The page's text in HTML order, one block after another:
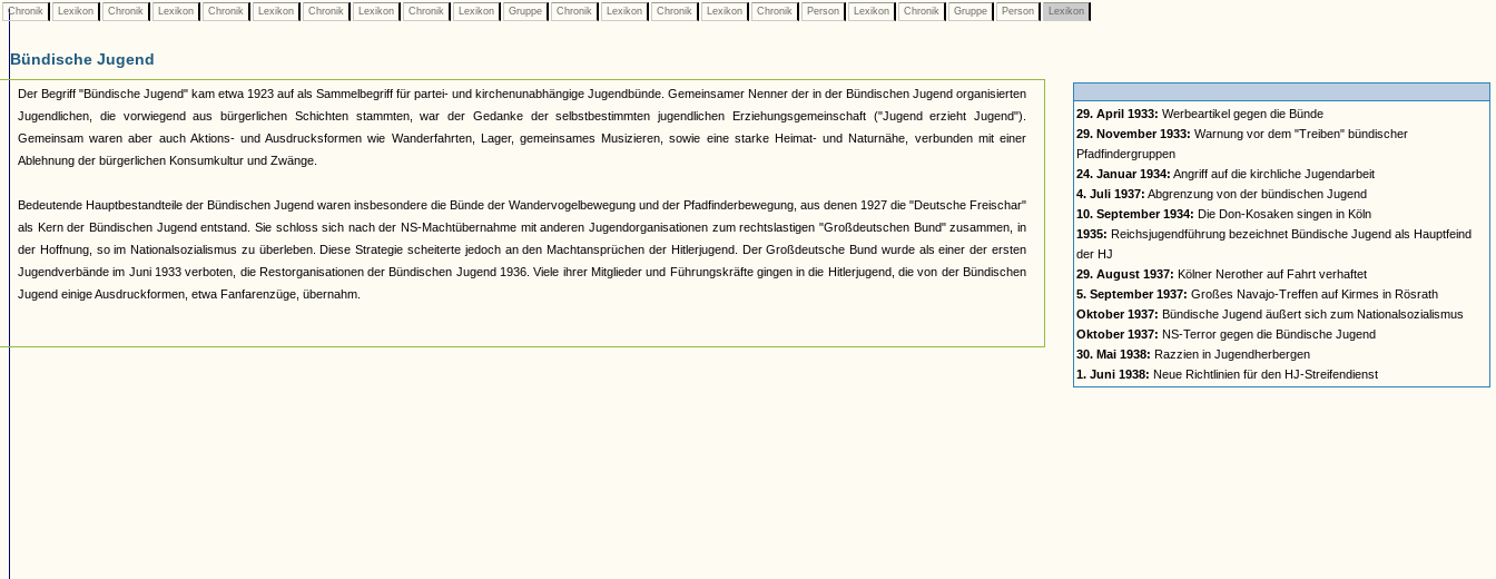
Chronik Lexikon Chronik Lexikon Chronik Lexikon Chronik Lexikon Chronik Lexikon Gruppe Chronik Lexikon Chronik Lexikon Chronik Person Lexikon Chronik Gruppe Person Lexikon
Bündische Jugend
Der Begriff "Bündische Jugend" kam etwa 1923 auf als Sammelbegriff für partei- und kirchenunabhängige Jugendbünde. Gemeinsamer Nenner der in der Bündischen Jugend organisierten
Jugendlichen, die vorwiegend aus bürgerlichen Schichten stammten, war der Gedanke der selbstbestimmten jugendlichen Erziehungsgemeinschaft ("Jugend erzieht Jugend").
Gemeinsam waren aber auch Aktions- und Ausdrucksformen wie Wanderfahrten, Lager, gemeinsames Musizieren, sowie eine starke Heimat- und Naturnähe, verbunden mit einer
Ablehnung der bürgerlichen Konsumkultur und Zwänge.
Bedeutende Hauptbestandteile der Bündischen Jugend waren insbesondere die Bünde der Wandervogelbewegung und der Pfadfinderbewegung, aus denen 1927 die "Deutsche Freischar"
als Kern der Bündischen Jugend entstand. Sie schloss sich nach der NS-Machtübernahme mit anderen Jugendorganisationen zum rechtslastigen "Großdeutschen Bund" zusammen, in
der Hoffnung, so im Nationalsozialismus zu überleben. Diese Strategie scheiterte jedoch an den Machtansprüchen der Hitlerjugend. Der Großdeutsche Bund wurde als einer der ersten
Jugendverbände im Juni 1933 verboten, die Restorganisationen der Bündischen Jugend 1936. Viele ihrer Mitglieder und Führungskräfte gingen in die Hitlerjugend, die von der Bündischen
Jugend einige Ausdruckformen, etwa Fanfarenzüge, übernahm.
29. April 1933: Werbeartikel gegen die Bünde
29. November 1933: Warnung vor dem "Treiben" bündischer
Pfadfindergruppen
24. Januar 1934: Angriff auf die kirchliche Jugendarbeit
4. Juli 1937: Abgrenzung von der bündischen Jugend
10. September 1934: Die Don-Kosaken singen in Köln
1935: Reichsjugendführung bezeichnet Bündische Jugend als Hauptfeind
der HJ
29. August 1937: Kölner Nerother auf Fahrt verhaftet
5. September 1937: Großes Navajo-Treffen auf Kirmes in Rösrath
Oktober 1937: Bündische Jugend äußert sich zum Nationalsozialismus
Oktober 1937: NS-Terror gegen die Bündische Jugend
30. Mai 1938: Razzien in Jugendherbergen
1. Juni 1938: Neue Richtlinien für den HJ-Streifendienst